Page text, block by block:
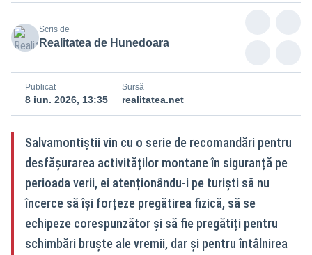
Scris de
Realitatea de Hunedoara
Publicat
8 iun. 2026, 13:35
Sursă
realitatea.net
Salvamontiștii vin cu o serie de recomandări pentru
desfășurarea activităților montane în siguranță pe
perioada verii, ei atenționându-i pe turiști să nu
încerce să își forțeze pregătirea fizică, să se
echipeze corespunzător și să fie pregătiți pentru
schimbări bruște ale vremii, dar și pentru întâlnirea